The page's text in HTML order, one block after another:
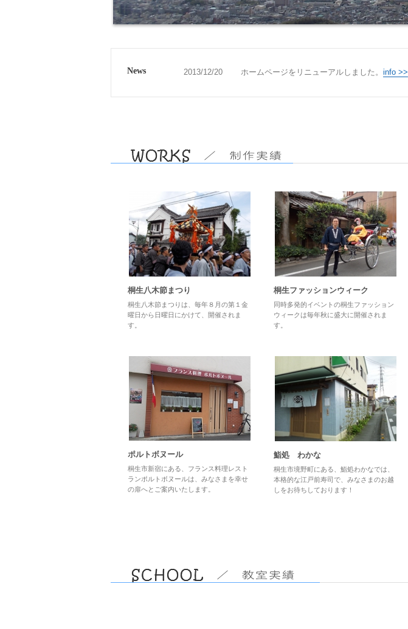
News 2013/12/20 ホームページをリニューアルしました。 info >>
桐生八木節まつり
桐生八木節まつりは、毎年８月の第１金
曜日から日曜日にかけて、開催されま
す。
桐生ファッションウィーク
同時多発的イベントの桐生ファッション
ウィークは毎年秋に盛大に開催されま
す。
ポルトボヌール
桐生市新宿にある、フランス料理レスト
ランポルトボヌールは、みなさまを幸せ
の扉へとご案内いたします。
鮨処 わかな
桐生市境野町にある、鮨処わかなでは、
本格的な江戸前寿司で、みなさまのお越
しをお待ちしております！